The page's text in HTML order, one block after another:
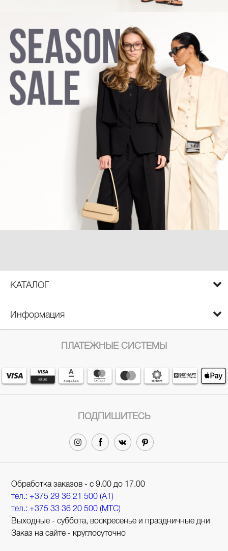
КАТАЛОГ
Информация
ПЛАТЕЖНЫЕ СИСТЕМЫ
ПОДПИШИТЕСЬ
Обработка заказов - с 9.00 до 17.00
тел.: +375 29 36 21 500 (A1)
тел.: +375 33 36 20 500 (МТС)
Выходные - суббота, воскресенье и праздничные дни
Заказ на сайте - круглосуточно